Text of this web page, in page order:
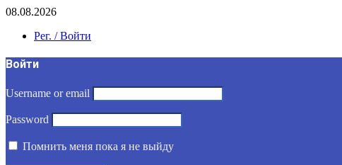
08.08.2026
Рег. / Войти
Войти
Username or email
Password
Помнить меня пока я не выйду